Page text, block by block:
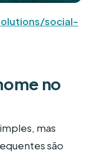
social-
no
mas
são